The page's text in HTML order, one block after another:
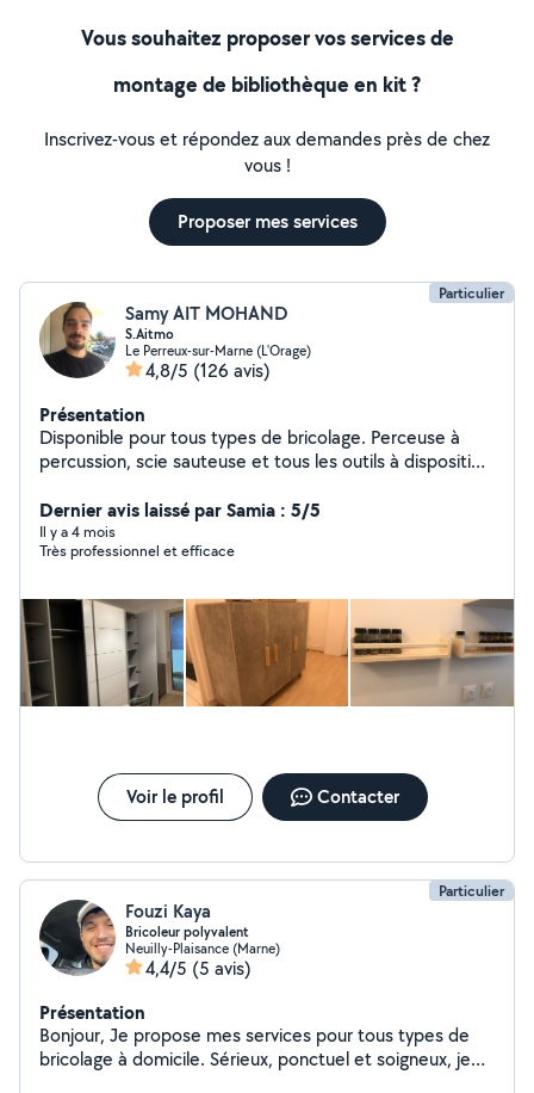
Vous souhaitez proposer vos services de
montage de bibliothèque en kit ?
Inscrivez-vous et répondez aux demandes près de chez
vous !
Proposer mes services
Particulier
Samy AIT MOHAND
S.Aitmo
Le Perreux-sur-Marne (L'Orage)
4,8/5 (126 avis)
Présentation
Disponible pour tous types de bricolage. Perceuse à
percussion, scie sauteuse et tous les outils à disposition
Dernier avis laissé par Samia : 5/5
Il y a 4 mois
Très professionnel et efficace
Voir le profil Contacter
Particulier
Fouzi Kaya
Bricoleur polyvalent
Neuilly-Plaisance (Marne)
4,4/5 (5 avis)
Présentation
Bonjour, Je propose mes services pour tous types de
bricolage à domicile. Sérieux, ponctuel et soigneux, je